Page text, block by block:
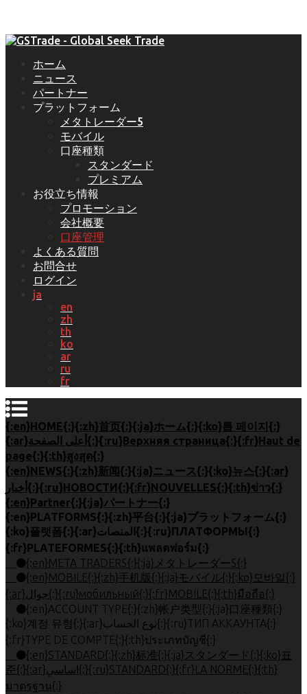
ホーム
ニュース
パートナー
プラットフォーム
メタトレーダー5
モバイル
口座種類
スタンダード
プレミアム
お役立ち情報
プロモーション
会社概要
口座管理
よくある質問
お問合せ
ログイン
ja
en
zh
th
ko
ar
ru
fr
{:en}HOME{:}{:zh}首页{:}{:ja}ホーム{:}{:ko}톱 페이지{:}
{:ar}أعلى الصفحة{:}{:ru}Верхняя страница{:}{:fr}Haut de
page{:}{:th}สูงสุด{:}
{:en}NEWS{:}{:zh}新闻{:}{:ja}ニュース{:}{:ko}뉴스{:}{:ar}
أخبار{:}{:ru}НОВОСТИ{:}{:fr}NOUVELLES{:}{:th}ข่าว{:}
{:en}Partner{:}{:ja}パートナー{:}
{:en}PLATFORMS{:}{:zh}平台{:}{:ja}プラットフォーム{:}
{:ko}플랫폼{:}{:ar}المنصات{:}{:ru}ПЛАТФОРМЫ{:}
{:fr}PLATEFORMES{:}{:th}แพลตฟอร์ม{:}
{:en}META TRADER5{:}{:ja}メタトレーダー5{:}
{:en}MOBILE{:}{:zh}手机版{:}{:ja}モバイル{:}{:ko}모바일{:}
{:ar}جوال{:}{:ru}мобильный{:}{:fr}MOBILE{:}{:th}มือถือ{:}
{:en}ACCOUNT TYPE{:}{:zh}帐户类型{:}{:ja}口座種類{:}
{:ko}계정 유형{:}{:ar}نوع الحساب{:}{:ru}ТИП АККАУНТА{:}
{:fr}TYPE DE COMPTE{:}{:th}ประเภทบัญชี{:}
{:en}STANDARD{:}{:zh}标准{:}{:ja}スタンダード{:}{:ko}표
준{:}{:ar}اساسي{:}{:ru}STANDARD{:}{:fr}LA NORME{:}{:th}
มาตรฐาน{:}